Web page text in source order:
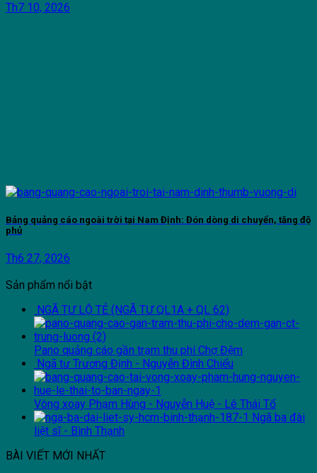
Th7 10, 2026
Bảng quảng cáo ngoài trời tại Nam Định: Đón dòng di chuyển, tăng độ
phủ
Th6 27, 2026
Sản phẩm nổi bật
NGÃ TƯ LỘ TẺ (NGÃ TƯ QL1A + QL 62)
Pano quảng cáo gần trạm thu phí Chợ Đệm
Ngã tư Trương Định - Nguyễn Đình Chiểu
Vòng xoay Phạm Hùng - Nguyễn Huệ - Lê Thái Tổ
Ngã ba đài
liệt sĩ - Bình Thạnh
BÀI VIẾT MỚI NHẤT